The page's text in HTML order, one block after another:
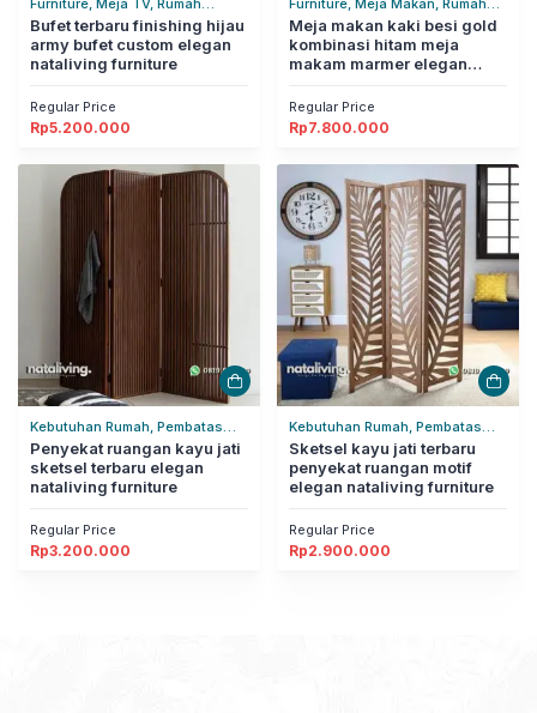
Furniture, Meja TV, Rumah
Tangga
Bufet terbaru finishing hijau
army bufet custom elegan
nataliving furniture
Regular Price
Rp5.200.000
Furniture, Meja Makan, Rumah
Tangga
Meja makan kaki besi gold
kombinasi hitam meja
makam marmer elegan
Regular Price
Rp7.800.000
Kebutuhan Rumah, Pembatas
Ruangan, Rumah Tangga
Penyekat ruangan kayu jati
sketsel terbaru elegan
nataliving furniture
Regular Price
Rp3.200.000
Kebutuhan Rumah, Pembatas
Ruangan, Rumah Tangga
Sketsel kayu jati terbaru
penyekat ruangan motif
elegan nataliving furniture
Regular Price
Rp2.900.000